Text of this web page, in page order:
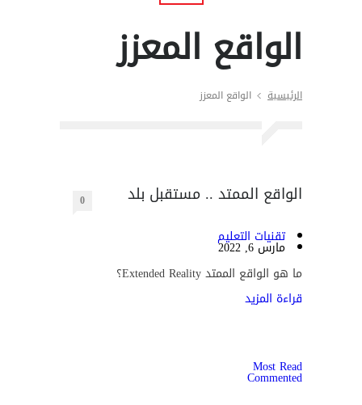
الواقع المعزز
الرئيسية الواقع المعزز
الواقع الممتد .. مستقبل بلد 0
تقنيات التعليم
مارس 6, 2022
ما هو الواقع الممتد Extended Reality؟
قراءة المزيد
Most Read
Commented